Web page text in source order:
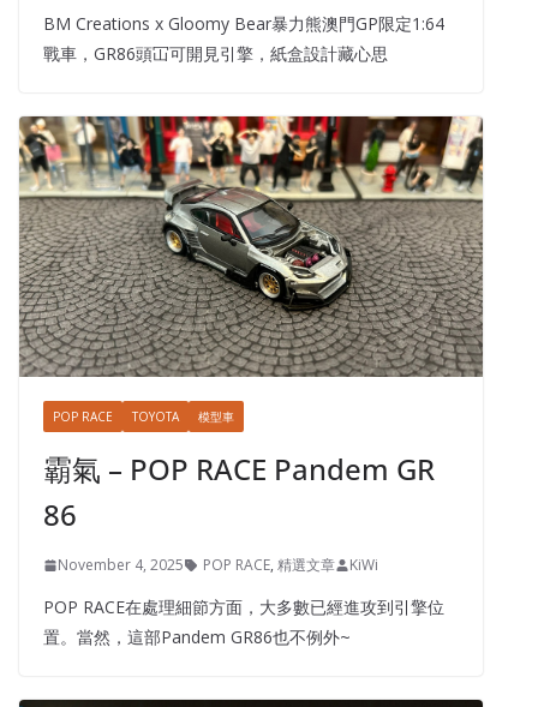
BM Creations x Gloomy Bear暴力熊澳門GP限定1:64
戰車，GR86頭冚可開見引擎，紙盒設計藏心思
POP RACE TOYOTA 模型車
霸氣 – POP RACE Pandem GR
86
November 4, 2025 POP RACE, 精選文章 KiWi
POP RACE在處理細節方面，大多數已經進攻到引擎位
置。當然，這部Pandem GR86也不例外~